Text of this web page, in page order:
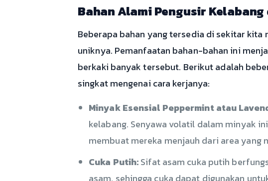
Bahan Alami Pengusir Kelabang
Beberapa bahan yang tersedia di sekitar
uniknya. Pemanfaatan bahan-bahan ini
berkaki banyak tersebut. Berikut adalah
singkat mengenai cara kerjanya:
Minyak Esensial Peppermint atau
kelabang. Senyawa volatil dalam minyak
membuat mereka menjauh dari area yang
Cuka Putih:Sifat asam cuka putih
asam, sehingga cuka dapat digunakan